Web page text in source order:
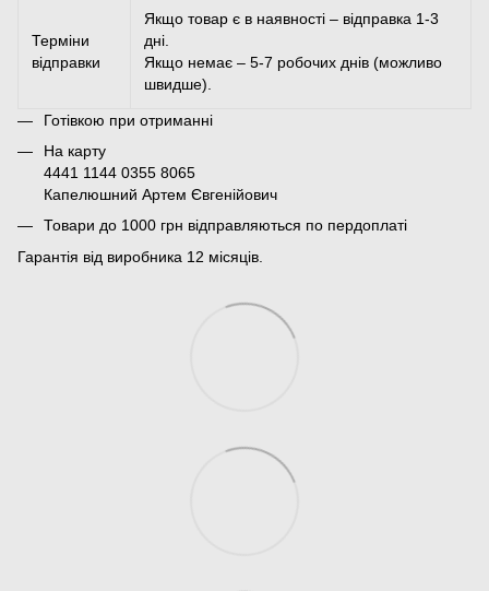
Терміни
відправки
Якщо товар є в наявності – відправка 1-3
дні.
Якщо немає – 5-7 робочих днів (можливо
швидше).
Готівкою при отриманні
На карту
4441 1144 0355 8065
Капелюшний Артем Євгенійович
Товари до 1000 грн відправляються по пердоплаті
Гарантія від виробника 12 місяців.